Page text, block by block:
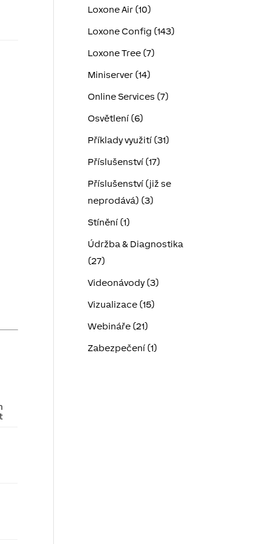
Loxone Air (10)
Loxone Config (143)
Loxone Tree (7)
Miniserver (14)
Online Services (7)
Osvětlení (6)
Příklady využití (31)
Příslušenství (17)
Příslušenství (již se
neprodává) (3)
Stínění (1)
Údržba & Diagnostika
(27)
Videonávody (3)
Vizualizace (15)
Webináře (21)
Zabezpečení (1)